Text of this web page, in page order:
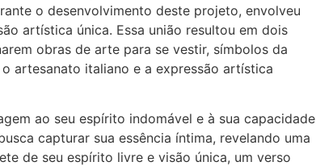
o desenvolvimento deste projeto, envolveu
artística única. Essa união resultou em dois
obras de arte para se vestir, símbolos da
artesanato italiano e a expressão artística
ao seu espírito indomável e à sua capacidade
capturar sua essência íntima, revelando uma
de seu espírito livre e visão única, um verso